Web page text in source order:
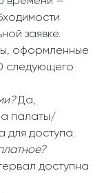
заявке.
оформленные
следующего
Да,
палаты/
для доступа.
доступна